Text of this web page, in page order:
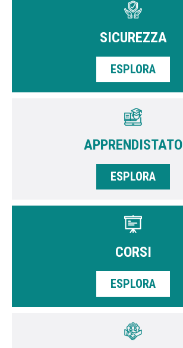
SICUREZZA
ESPLORA
APPRENDISTATO
ESPLORA
CORSI
ESPLORA